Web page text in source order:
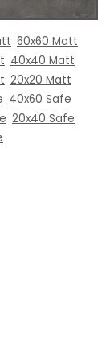
60x60 Matt
40x40 Matt
20x20 Matt
40x60 Safe
20x40 Safe